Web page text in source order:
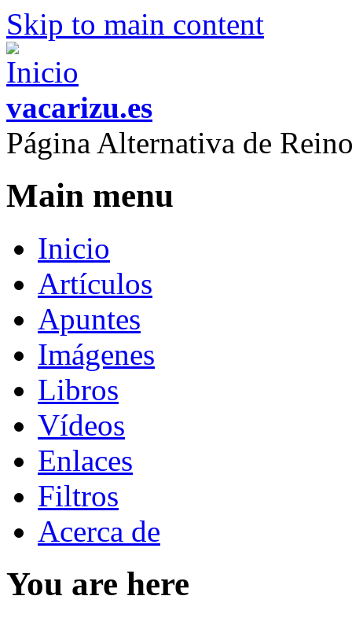
Skip to main content
vacarizu.es
Página Alternativa de
Main menu
Inicio
Artículos
Apuntes
Imágenes
Libros
Vídeos
Enlaces
Filtros
Acerca de
You are here